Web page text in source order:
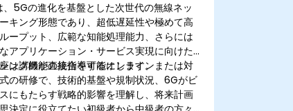
、5Gの進化を基盤とした次世代の無線ネッ
キング形態であり、超低遅延性や極めて高
ープット、広範な知能処理能力、さらには
アプリケーション・サービス実現に向けた
ング機能の統合を可能にします。
は講師が直接指導するオンラインまたは対
の研修で、技術的基盤や規制状況、6Gがビ
にもたらす戦略的影響を理解し、将来計画